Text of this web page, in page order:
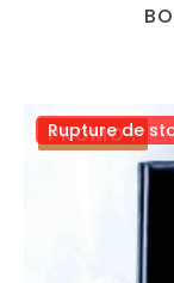
Rupture de
PROMO !